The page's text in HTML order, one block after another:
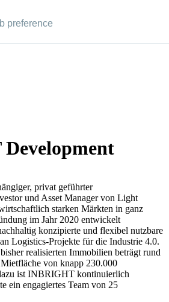
privat geführter
und Asset Manager von Light
starken Märkten in ganz
im Jahr 2020 entwickelt
konzipierte und flexibel nutzbare
Logistics-Projekte für die Industrie 4.0.
realisierten Immobilien beträgt rund
von knapp 230.000
ist INBRIGHT kontinuierlich
ein engagiertes Team von 25